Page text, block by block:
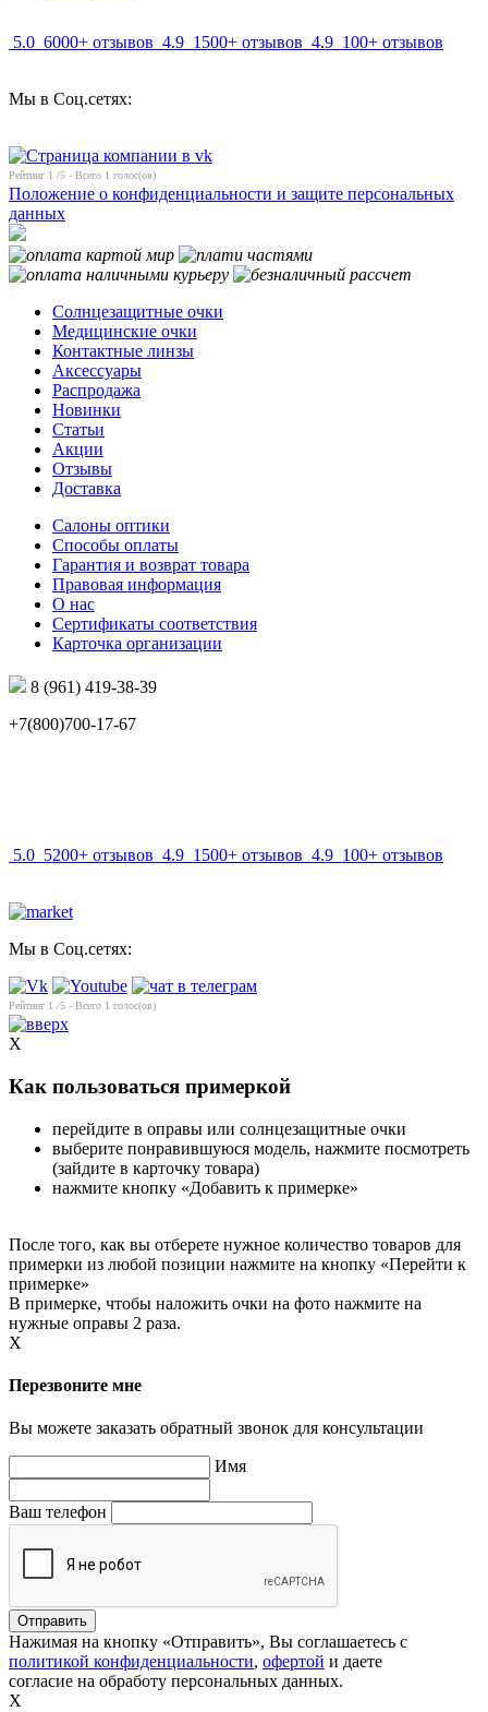
5.0 6000+ отзывов 4.9 1500+ отзывов 4.9 100+ отзывов
Мы в Соц.сетях:
Рейтинг 1 /5 - Всего 1 голос(ов)
Положение о конфиденциальности и защите персональных
данных
Солнцезащитные очки
Медицинские очки
Контактные линзы
Аксессуары
Распродажа
Новинки
Статьи
Акции
Отзывы
Доставка
Салоны оптики
Способы оплаты
Гарантия и возврат товара
Правовая информация
О нас
Сертификаты соответствия
Карточка организации
8 (961) 419-38-39
+7(800)700-17-67
5.0 5200+ отзывов 4.9 1500+ отзывов 4.9 100+ отзывов
Мы в Соц.сетях:
Рейтинг 1 /5 - Всего 1 голос(ов)
X
Как пользоваться примеркой
перейдите в оправы или солнцезащитные очки
выберите понравившуюся модель, нажмите посмотреть
(зайдите в карточку товара)
нажмите кнопку «Добавить к примерке»
После того, как вы отберете нужное количество товаров для
примерки из любой позиции нажмите на кнопку «Перейти к
примерке»
В примерке, чтобы наложить очки на фото нажмите на
нужные оправы 2 раза.
X
Перезвоните мне
Вы можете заказать обратный звонок для консультации
Имя
Ваш телефон
Нажимая на кнопку «Отправить», Вы соглашаетесь с
политикой конфиденциальности, офертой и даете
согласие на обработу персональных данных.
X